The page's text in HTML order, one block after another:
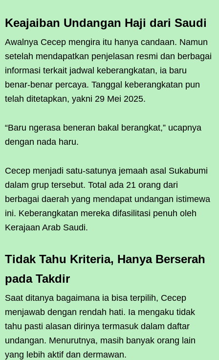
Keajaiban Undangan Haji dari Saudi
Awalnya Cecep mengira itu hanya candaan. Namun
setelah mendapatkan penjelasan resmi dan berbagai
informasi terkait jadwal keberangkatan, ia baru
benar-benar percaya. Tanggal keberangkatan pun
telah ditetapkan, yakni 29 Mei 2025.
“Baru ngerasa beneran bakal berangkat,” ucapnya
dengan nada haru.
Cecep menjadi satu-satunya jemaah asal Sukabumi
dalam grup tersebut. Total ada 21 orang dari
berbagai daerah yang mendapat undangan istimewa
ini. Keberangkatan mereka difasilitasi penuh oleh
Kerajaan Arab Saudi.
Tidak Tahu Kriteria, Hanya Berserah
pada Takdir
Saat ditanya bagaimana ia bisa terpilih, Cecep
menjawab dengan rendah hati. Ia mengaku tidak
tahu pasti alasan dirinya termasuk dalam daftar
undangan. Menurutnya, masih banyak orang lain
yang lebih aktif dan dermawan.